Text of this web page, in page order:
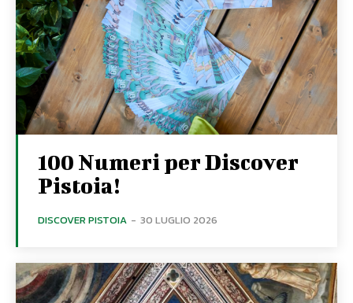
100 Numeri per Discover
Pistoia!
DISCOVER PISTOIA - 30 LUGLIO 2026